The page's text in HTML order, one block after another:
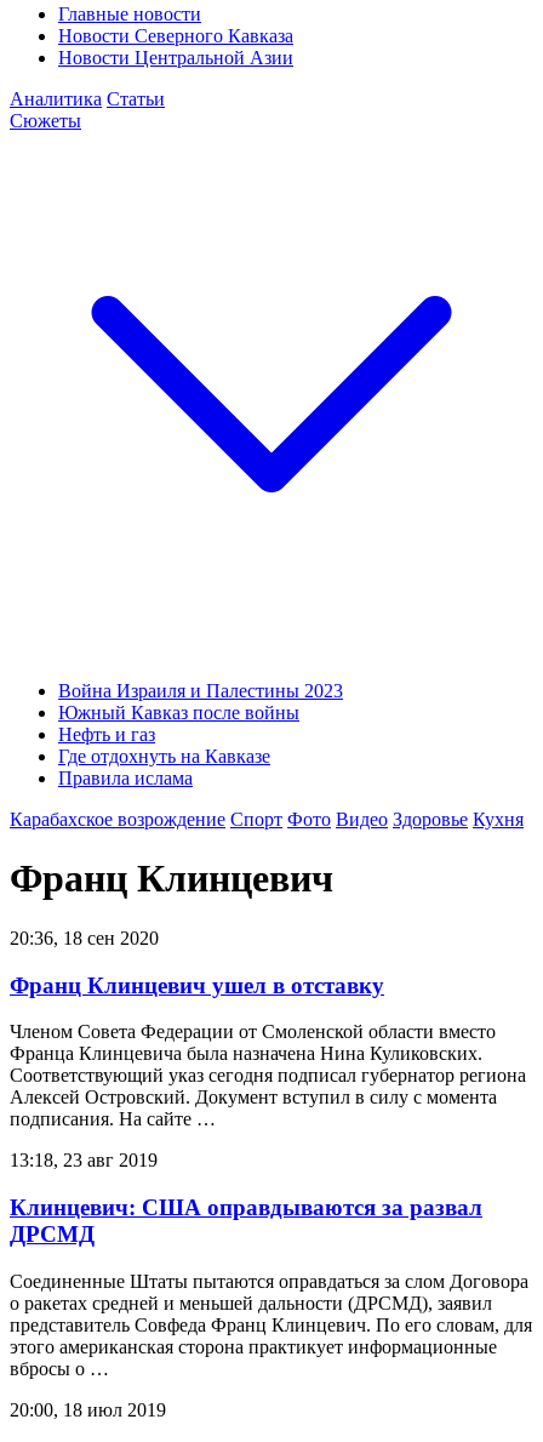
Главные новости
Новости Северного Кавказа
Новости Центральной Азии
Аналитика Статьи
Сюжеты
Война Израиля и Палестины 2023
Южный Кавказ после войны
Нефть и газ
Где отдохнуть на Кавказе
Правила ислама
Карабахское возрождение Спорт Фото Видео Здоровье Кухня
Франц Клинцевич
20:36, 18 сен 2020
Франц Клинцевич ушел в отставку
Членом Совета Федерации от Смоленской области вместо
Франца Клинцевича была назначена Нина Куликовских.
Соответствующий указ сегодня подписал губернатор региона
Алексей Островский. Документ вступил в силу с момента
подписания. На сайте …
13:18, 23 авг 2019
Клинцевич: США оправдываются за развал
ДРСМД
Соединенные Штаты пытаются оправдаться за слом Договора
о ракетах средней и меньшей дальности (ДРСМД), заявил
представитель Совфеда Франц Клинцевич. По его словам, для
этого американская сторона практикует информационные
вбросы о …
20:00, 18 июл 2019